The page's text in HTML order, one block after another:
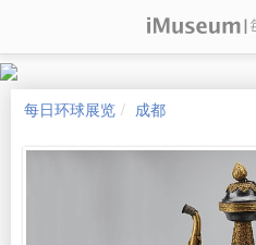
每日环球展览 成都